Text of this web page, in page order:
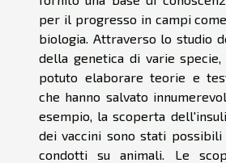
per il progresso in campi
biologia. Attraverso lo studio
della genetica di varie specie,
potuto elaborare teorie e
che hanno salvato
esempio, la scoperta
dei vaccini sono stati
condotti su animali. Le